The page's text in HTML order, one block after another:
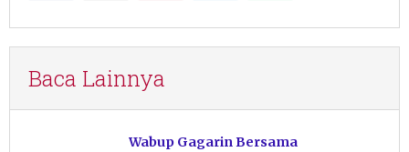
Baca Lainnya
Wabup Gagarin Bersama